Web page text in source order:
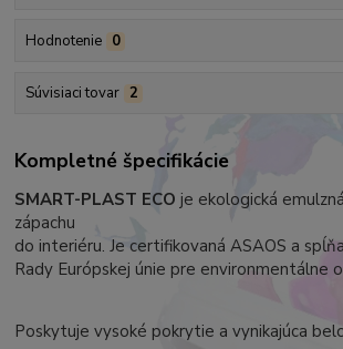
Hodnotenie 0
Súvisiaci tovar 2
Kompletné špecifikácie
SMART-PLAST ECO je ekologická
zápachu
do interiéru. Je certifikovaná ASAOS a
Rady Európskej únie pre environmentálne
Poskytuje vysoké pokrytie a vynikajúca